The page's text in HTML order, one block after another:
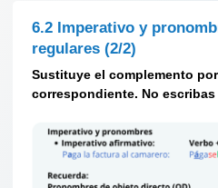
6.2 Imperativo y
regulares (2/2)
Sustituye el complemento
correspondiente. No